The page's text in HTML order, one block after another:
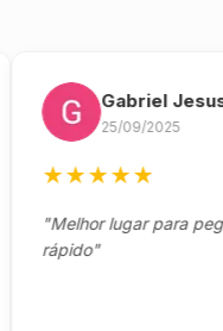
Gabriel Jesus
25/09/2025
★★★★
"Melhor lugar para pegar
rápido"